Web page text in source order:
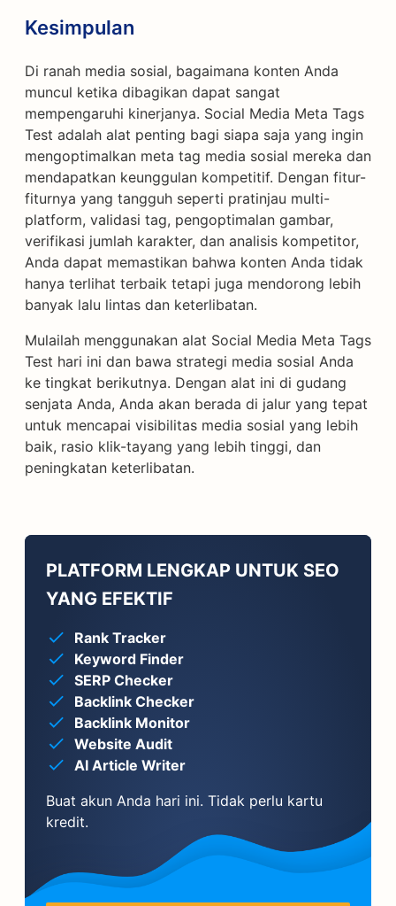
Kesimpulan
Di ranah media sosial, bagaimana konten Anda
muncul ketika dibagikan dapat sangat
mempengaruhi kinerjanya. Social Media Meta Tags
Test adalah alat penting bagi siapa saja yang ingin
mengoptimalkan meta tag media sosial mereka dan
mendapatkan keunggulan kompetitif. Dengan fitur-
fiturnya yang tangguh seperti pratinjau multi-
platform, validasi tag, pengoptimalan gambar,
verifikasi jumlah karakter, dan analisis kompetitor,
Anda dapat memastikan bahwa konten Anda tidak
hanya terlihat terbaik tetapi juga mendorong lebih
banyak lalu lintas dan keterlibatan.
Mulailah menggunakan alat Social Media Meta Tags
Test hari ini dan bawa strategi media sosial Anda
ke tingkat berikutnya. Dengan alat ini di gudang
senjata Anda, Anda akan berada di jalur yang tepat
untuk mencapai visibilitas media sosial yang lebih
baik, rasio klik-tayang yang lebih tinggi, dan
peningkatan keterlibatan.
PLATFORM LENGKAP UNTUK SEO
YANG EFEKTIF
Rank Tracker
Keyword Finder
SERP Checker
Backlink Checker
Backlink Monitor
Website Audit
AI Article Writer
Buat akun Anda hari ini. Tidak perlu kartu
kredit.